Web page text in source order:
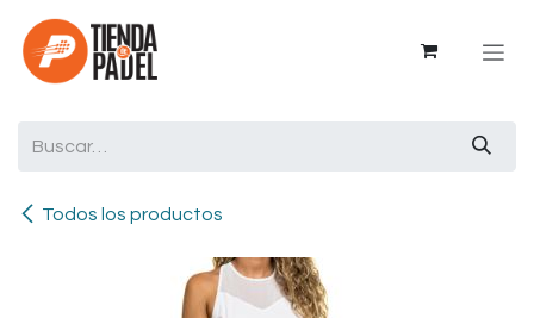
Ir al contenido
Todos los productos